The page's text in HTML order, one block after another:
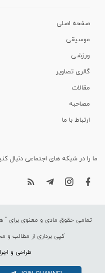
صفحه اصلی
موسیقی
ورزشی
گالری تصاویر
مقالات
مصاحبه
ارتباط با ما
ما را در شبکه های اجتماعی دنبال
تمامی حقوق مادی و معنوی برای "
کپی برداری از مطالب و
طراحی و